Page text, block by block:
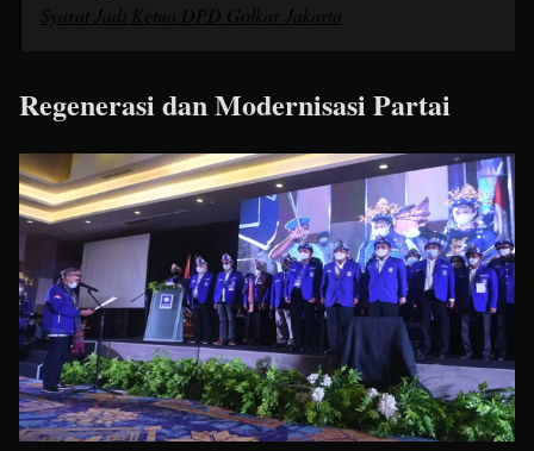
Syarat Jadi Ketua DPD Golkar Jakarta
Regenerasi dan Modernisasi Partai